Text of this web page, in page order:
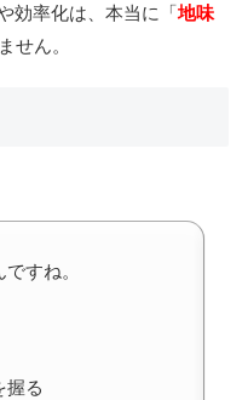
効率化は、本当に「地味
せん。
すね。
握る